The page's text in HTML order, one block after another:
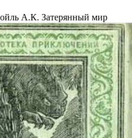
А.К. Затерянный мир